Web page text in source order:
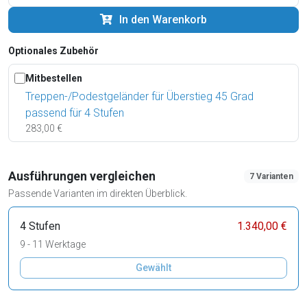
In den Warenkorb
Optionales Zubehör
Mitbestellen
Treppen-/Podestgeländer für Überstieg 45 Grad
passend für 4 Stufen
283,00 €
Ausführungen vergleichen
Passende Varianten im direkten Überblick.
7 Varianten
4 Stufen 1.340,00 €
9 - 11 Werktage
Gewählt